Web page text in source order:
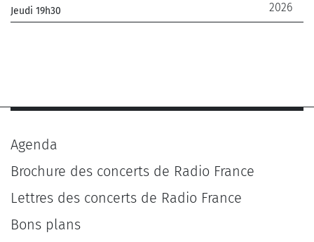
Jeudi 19h30
2026
Agenda
Brochure des concerts de Radio France
Lettres des concerts de Radio France
Bons plans